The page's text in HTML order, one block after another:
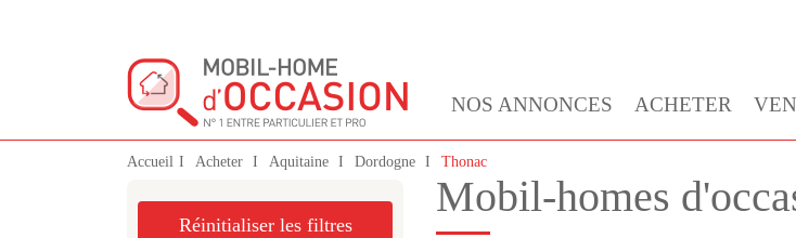
NOS ANNONCES ACHETER
Accueil Acheter Aquitaine Dordogne Thonac
Réinitialiser les filtres
Mobil-homes